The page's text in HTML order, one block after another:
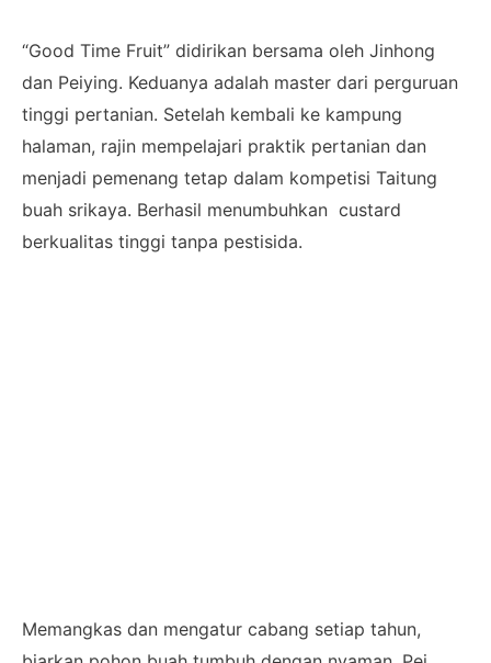
“Good Time Fruit” didirikan bersama oleh Jinhong
dan Peiying. Keduanya adalah master dari perguruan
tinggi pertanian. Setelah kembali ke kampung
halaman, rajin mempelajari praktik pertanian dan
menjadi pemenang tetap dalam kompetisi Taitung
buah srikaya. Berhasil menumbuhkan custard
berkualitas tinggi tanpa pestisida.
Memangkas dan mengatur cabang setiap tahun,